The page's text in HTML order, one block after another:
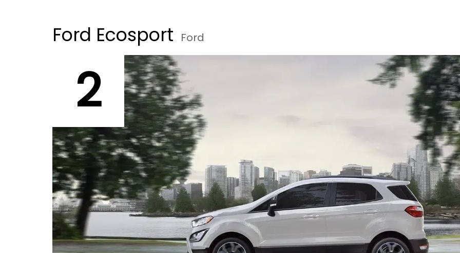
Ford Ecosport Ford
2